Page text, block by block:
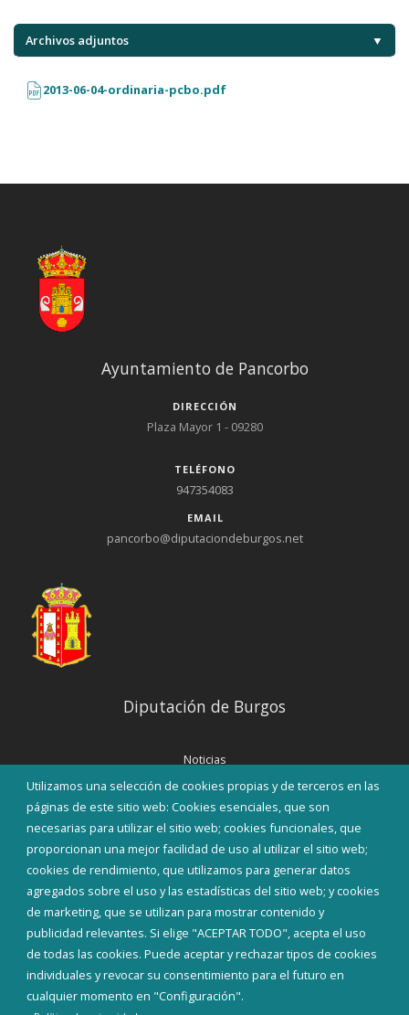
Archivos adjuntos ▼
2013-06-04-ordinaria-pcbo.pdf
Utilizamos una selección de cookies propias y de terceros en las
páginas de este sitio web: Cookies esenciales, que son
necesarias para utilizar el sitio web; cookies funcionales, que
proporcionan una mejor facilidad de uso al utilizar el sitio web;
cookies de rendimiento, que utilizamos para generar datos
agregados sobre el uso y las estadísticas del sitio web; y cookies
de marketing, que se utilizan para mostrar contenido y
publicidad relevantes. Si elige "ACEPTAR TODO", acepta el uso
de todas las cookies. Puede aceptar y rechazar tipos de cookies
individuales y revocar su consentimiento para el futuro en
cualquier momento en "Configuración".
Ayuntamiento de Pancorbo
DIRECCIÓN
Plaza Mayor 1 - 09280
TELÉFONO
947354083
EMAIL
pancorbo@diputaciondeburgos.net
Diputación de Burgos
Noticias
Eventos
Corporación Municipal
Teléfonos de interés
INICIAR SESIÓN
MAPA WEB